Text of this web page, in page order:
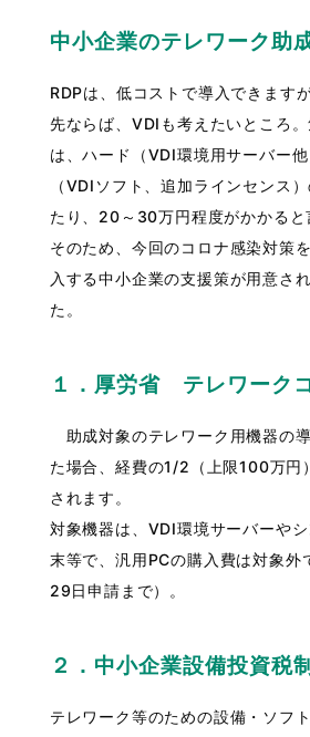
中小企業のテレワーク助
RDPは、低コストで導入できます
先ならば、VDIも考えたいところ
は、ハード（VDI環境用サーバー
（VDIソフト、追加ラインセンス
たり、20～30万円程度がかかると
そのため、今回のコロナ感染対策
入する中小企業の支援策が用意さ
た。
１．厚労省 テレワーク
助成対象のテレワーク用機器の
た場合、経費の1/2（上限100万円
されます。
対象機器は、VDI環境サーバーや
末等で、汎用PCの購入費は対象外
29日申請まで）。
２．中小企業設備投資税
テレワーク等のための設備・ソフ